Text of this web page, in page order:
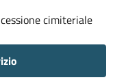
cimiteriale